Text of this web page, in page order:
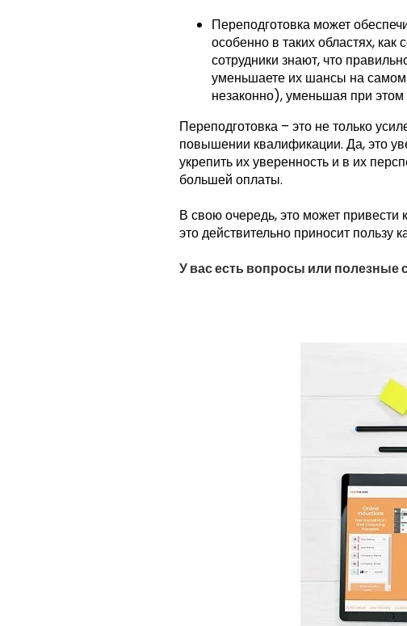
Переподготовка может
особенно в таких областях,
сотрудники знают, что
уменьшаете их шансы на
незаконно), уменьшая при
Переподготовка – это не только
повышении квалификации. Да, это
укрепить их уверенность и в их
большей оплаты.
В свою очередь, это может
это действительно приносит пользу
У вас есть вопросы или полезные